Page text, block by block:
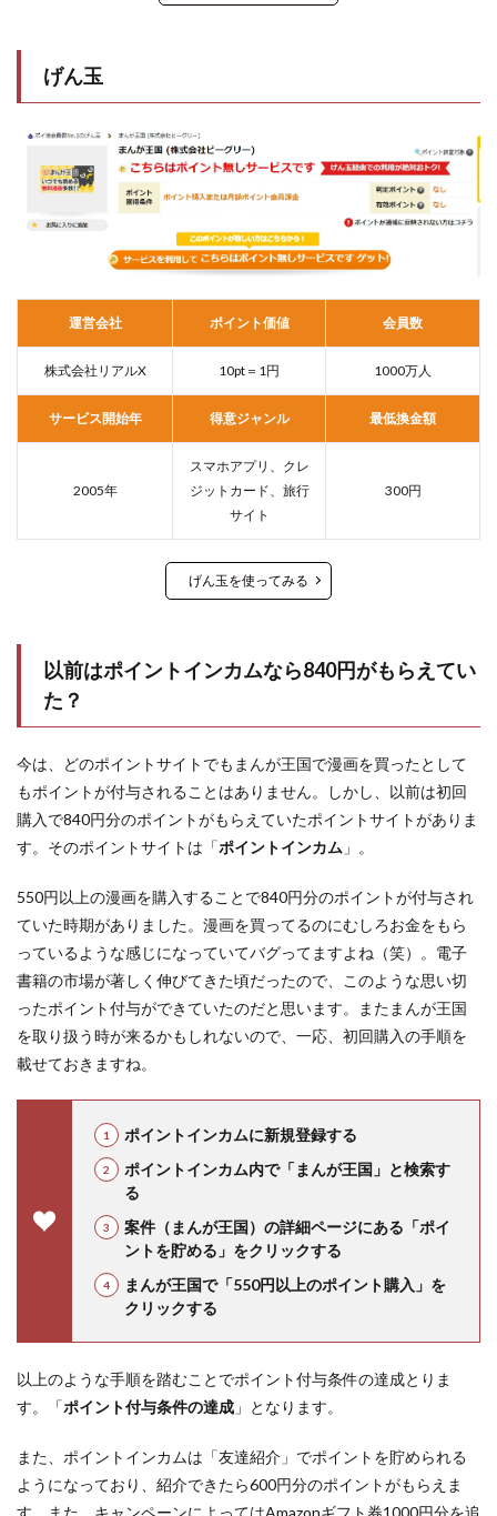
げん玉
運営会社 ポイント価値 会員数
株式会社リアルX 10pt＝1円 1000万人
サービス開始年 得意ジャンル 最低換金額
2005年
スマホアプリ、クレ
ジットカード、旅行
サイト
300円
げん玉を使ってみる
以前はポイントインカムなら840円がもらえてい
た？
今は、どのポイントサイトでもまんが王国で漫画を買ったとして
もポイントが付与されることはありません。しかし、以前は初回
購入で840円分のポイントがもらえていたポイントサイトがありま
す。そのポイントサイトは「ポイントインカム 」。
550円以上の漫画を購入することで840円分のポイントが付与され
ていた時期がありました。漫画を買ってるのにむしろお金をもら
っているような感じになっていてバグってますよね（笑）。電子
書籍の市場が著しく伸びてきた頃だったので、このような思い切
ったポイント付与ができていたのだと思います。またまんが王国
を取り扱う時が来るかもしれないので、一応、初回購入の手順を
載せておきますね。
ポイントインカムに新規登録する
ポイントインカム内で「まんが王国」と検索す
る
案件（まんが王国）の詳細ページにある「ポイ
ントを貯める」をクリックする
まんが王国で「550円以上のポイント購入」を
クリックする
以上のような手順を踏むことでポイント付与条件の達成とりま
す。「ポイント付与条件の達成 」となります。
また、ポイントインカムは「友達紹介」でポイントを貯められる
ようになっており、紹介できたら600円分のポイントがもらえま
す。また、キャンペーンによってはAmazonギフト券1000円分を追